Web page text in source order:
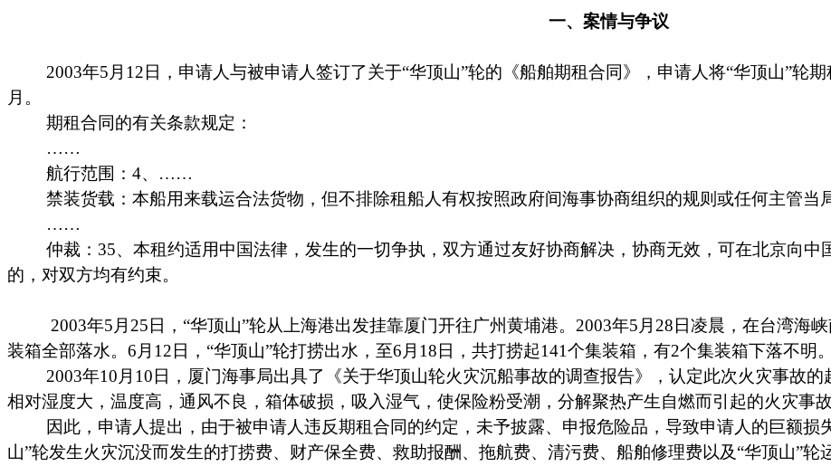
一、案情与争议
2003年5 月 12日 ，申请人与被申请人签订了关于“华顶山”轮的《船舶期租合同》，申请人将“华顶山”轮期
月。
期租合同的有关条款规定：
……
航行范围： 4、
……
禁装货载：本船用来载运合法货物，但不排除租船人有权按照政府间海事协商组织的规则或任何主管当
……
仲裁： 35、本租约适用中国法律，发生的一切争执，双方通过友好协商解决，协商无效，可在北京向
的，对双方均有约束。
2003年5 月 25日 ，“华顶山”轮从上海港出发挂靠厦门开往广州黄埔港。 2003年5 月 28日凌晨，在台湾海
装箱全部落水。 6 月 12日 ， “华顶山”轮打捞出水，至6 月 18日 ，共打捞起141个集装箱，有2个集装箱下落不明。
2003年10 月 10日 ，厦门海事局出具了《关于华顶山轮火灾沉船事故的调查报告》，认定此次火灾事故
相对湿度大，温度高，通风不良，箱体破损，吸入湿气，使保险粉受潮，分解聚热产生自燃而引起的火灾事
因此，申请人提出，由于被申请人违反期租合同的约定，未予披露、申报危险品，导致申请人的巨额
山”轮发生火灾沉没而发生的打捞费、财产保全费、救助报酬、拖航费、清污费、船舶修理费以及“华顶山”轮